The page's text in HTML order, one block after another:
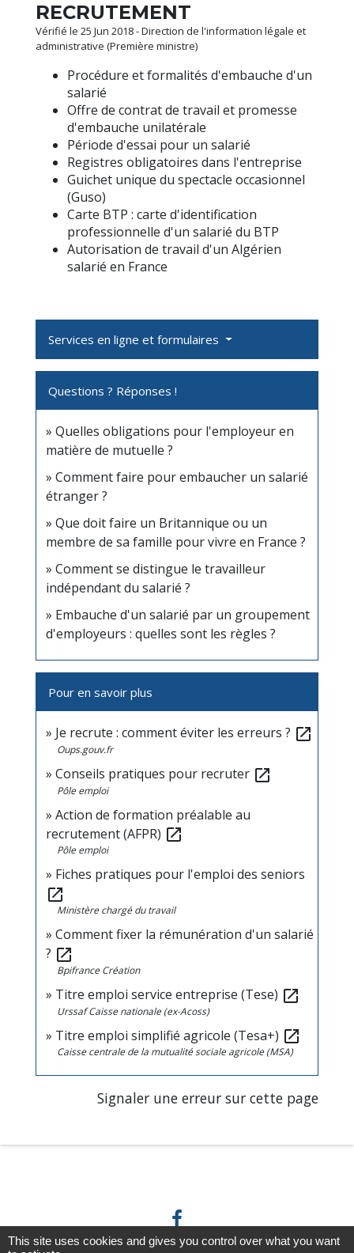
RECRUTEMENT
Vérifié le 25 Jun 2018 - Direction de l'information légale et
administrative (Première ministre)
Procédure et formalités d'embauche d'un
salarié
Offre de contrat de travail et promesse
d'embauche unilatérale
Période d'essai pour un salarié
Registres obligatoires dans l'entreprise
Guichet unique du spectacle occasionnel
(Guso)
Carte BTP : carte d'identification
professionnelle d'un salarié du BTP
Autorisation de travail d'un Algérien
salarié en France
Services en ligne et formulaires
Questions ? Réponses !
Quelles obligations pour l'employeur en
matière de mutuelle ?
Comment faire pour embaucher un salarié
étranger ?
Que doit faire un Britannique ou un
membre de sa famille pour vivre en France ?
Comment se distingue le travailleur
indépendant du salarié ?
Embauche d'un salarié par un groupement
d'employeurs : quelles sont les règles ?
Pour en savoir plus
Je recrute : comment éviter les erreurs ? open_in_new
Oups.gouv.fr
Conseils pratiques pour recruter open_in_new
Pôle emploi
Action de formation préalable au
recrutement (AFPR) open_in_new
Pôle emploi
Fiches pratiques pour l'emploi des seniors
open_in_new
Ministère chargé du travail
Comment fixer la rémunération d'un salarié
? open_in_new
Bpifrance Création
Titre emploi service entreprise (Tese) open_in_new
Urssaf Caisse nationale (ex-Acoss)
Titre emploi simplifié agricole (Tesa+) open_in_new
Caisse centrale de la mutualité sociale agricole (MSA)
Signaler une erreur sur cette page
This site uses cookies and gives you control over what you want